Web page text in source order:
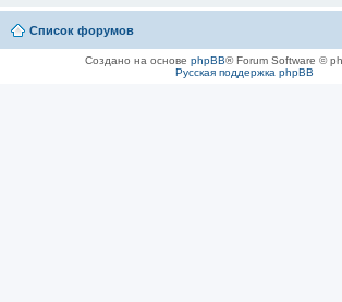
Список форумов
Создано на основе phpBB® Forum Software ©
Русская поддержка phpBB